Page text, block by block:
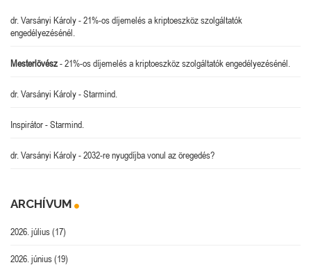
dr. Varsányi Károly-21%-os díjemelés a kriptoeszköz szolgáltatók
engedélyezésénél.
Mesterlövész-21%-os díjemelés a kriptoeszköz szolgáltatók engedélyezésénél.
dr. Varsányi Károly-Starmind.
Inspirátor-Starmind.
dr. Varsányi Károly-2032-re nyugdíjba vonul az öregedés?
ARCHÍVUM
2026. július(17)
2026. június(19)